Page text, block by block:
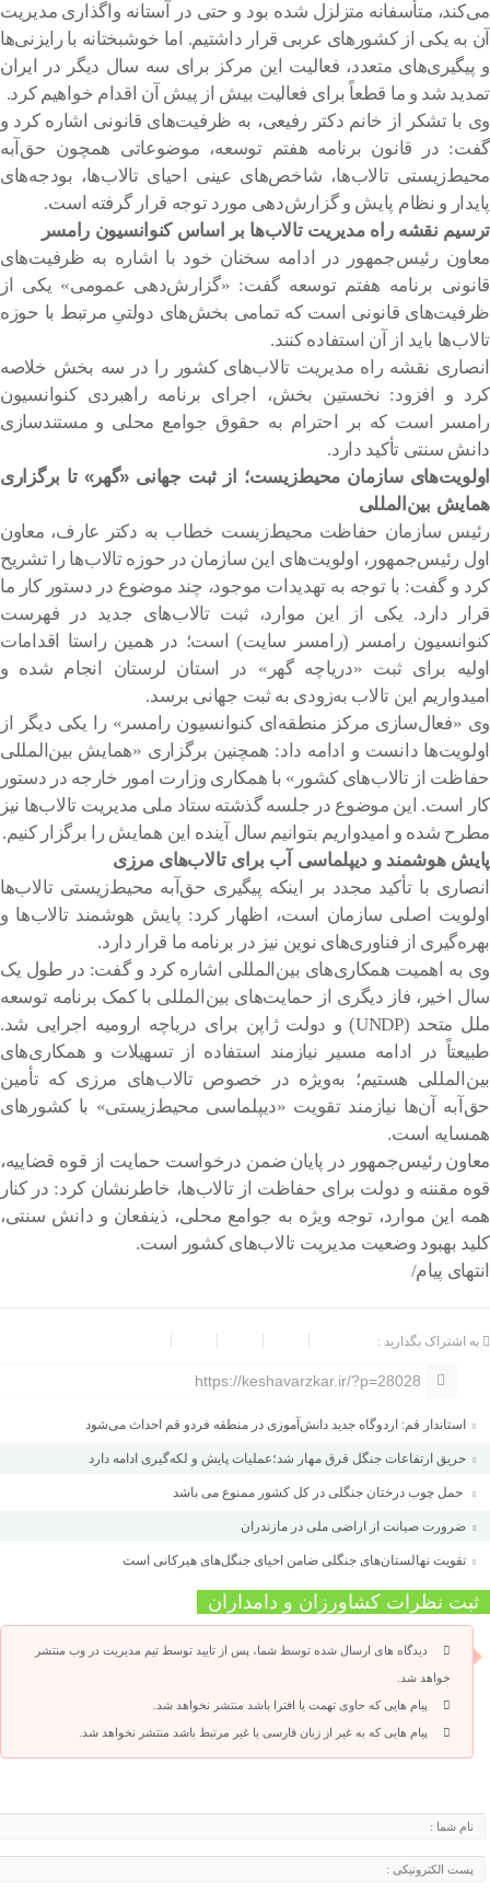
می‌کند، متأسفانه متزلزل شده بود و حتی در آستانه واگذاری مدیریت
آن به یکی از کشورهای عربی قرار داشتیم. اما خوشبختانه با رایزنی‌ها
و پیگیری‌های متعدد، فعالیت این مرکز برای سه سال دیگر در ایران
تمدید شد و ما قطعاً برای فعالیت بیش از پیش آن اقدام خواهیم کرد.
وی با تشکر از خانم دکتر رفیعی، به ظرفیت‌های قانونی اشاره کرد و
گفت: در قانون برنامه هفتم توسعه، موضوعاتی همچون حق‌آبه
محیط‌زیستی تالاب‌ها، شاخص‌های عینی احیای تالاب‌ها، بودجه‌های
پایدار و نظام پایش و گزارش‌دهی مورد توجه قرار گرفته است.
ترسیم نقشه راه مدیریت تالاب‌ها بر اساس کنوانسیون رامسر
معاون رئیس‌جمهور در ادامه سخنان خود با اشاره به ظرفیت‌های
قانونی برنامه هفتم توسعه گفت: «گزارش‌دهی عمومی» یکی از
ظرفیت‌های قانونی است که تمامی بخش‌های دولتیِ مرتبط با حوزه
تالاب‌ها باید از آن استفاده کنند.
انصاری نقشه راه مدیریت تالاب‌های کشور را در سه بخش خلاصه
کرد و افزود: نخستین بخش، اجرای برنامه راهبردی کنوانسیون
رامسر است که بر احترام به حقوق جوامع محلی و مستندسازی
دانش سنتی تأکید دارد.
اولویت‌های سازمان محیط‌زیست؛ از ثبت جهانی «گهر» تا برگزاری
همایش بین‌المللی
رئیس سازمان حفاظت محیط‌زیست خطاب به دکتر عارف، معاون
اول رئیس‌جمهور، اولویت‌های این سازمان در حوزه تالاب‌ها را تشریح
کرد و گفت: با توجه به تهدیدات موجود، چند موضوع در دستور کار ما
قرار دارد. یکی از این موارد، ثبت تالاب‌های جدید در فهرست
کنوانسیون رامسر (رامسر سایت) است؛ در همین راستا اقدامات
اولیه برای ثبت «دریاچه گهر» در استان لرستان انجام شده و
امیدواریم این تالاب به‌زودی به ثبت جهانی برسد.
وی «فعال‌سازی مرکز منطقه‌ای کنوانسیون رامسر» را یکی دیگر از
اولویت‌ها دانست و ادامه داد: همچنین برگزاری «همایش بین‌المللی
حفاظت از تالاب‌های کشور» با همکاری وزارت امور خارجه در دستور
کار است. این موضوع در جلسه گذشته ستاد ملی مدیریت تالاب‌ها نیز
مطرح شده و امیدواریم بتوانیم سال آینده این همایش را برگزار کنیم.
پایش هوشمند و دیپلماسی آب برای تالاب‌های مرزی
انصاری با تأکید مجدد بر اینکه پیگیری حق‌آبه محیط‌زیستی تالاب‌ها
اولویت اصلی سازمان است، اظهار کرد: پایش هوشمند تالاب‌ها و
بهره‌گیری از فناوری‌های نوین نیز در برنامه ما قرار دارد.
وی به اهمیت همکاری‌های بین‌المللی اشاره کرد و گفت: در طول یک
سال اخیر، فاز دیگری از حمایت‌های بین‌المللی با کمک برنامه توسعه
ملل متحد (UNDP) و دولت ژاپن برای دریاچه ارومیه اجرایی شد.
طبیعتاً در ادامه مسیر نیازمند استفاده از تسهیلات و همکاری‌های
بین‌المللی هستیم؛ به‌ویژه در خصوص تالاب‌های مرزی که تأمین
حق‌آبه آن‌ها نیازمند تقویت «دیپلماسی محیط‌زیستی» با کشورهای
همسایه است.
معاون رئیس‌جمهور در پایان ضمن درخواست حمایت از قوه قضاییه،
قوه مقننه و دولت برای حفاظت از تالاب‌ها، خاطرنشان کرد: در کنار
همه این موارد، توجه ویژه به جوامع محلی، ذینفعان و دانش سنتی،
کلید بهبود وضعیت مدیریت تالاب‌های کشور است.
انتهای‌ پیام/
به اشتراک بگذارید :
https://keshavarzkar.ir/?p=28028
استاندار قم: اردوگاه جدید دانش‌آموزی در منطقه فردو قم احداث می‌شود
حریق ارتفاعات جنگل قرق مهار شد؛عملیات پایش و لکه‌گیری ادامه دارد
حمل چوب درختان جنگلی در کل کشور ممنوع می باشد
ضرورت صیانت از اراضی ملی در مازندران
تقویت نهالستان‌های جنگلی ضامن احیای جنگل‌های هیرکانی است
ثبت نظرات کشاورزان و دامداران
دیدگاه های ارسال شده توسط شما، پس از تایید توسط تیم مدیریت در وب منتشر
خواهد شد.
پیام هایی که حاوی تهمت یا افترا باشد منتشر نخواهد شد.
پیام هایی که به غیر از زبان فارسی یا غیر مرتبط باشد منتشر نخواهد شد.